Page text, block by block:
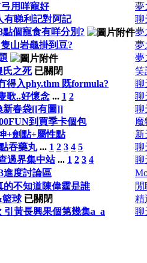
用咩寵好
夢
有睇利記對阿記
聊
點個寵食有咩分別?
夢
山岩龜掛到豆?
夢
夢
氏之死 已關閉
笑
得入phy.thm 既formula?
聊
歌..好懷念 ... 1 2
聊
新春袋[[有圖]]
聊
到買季卡個包
魔
+劍點+屬性點
新
吞藥丸 ... 1 2 3 4 5
聊
過界集中站 ... 1 2 3 4
聊
進度討論區
的不知道陳偉霆是誰
籃球 已關閉
精
引黃長興果個第幾集a_a
聊